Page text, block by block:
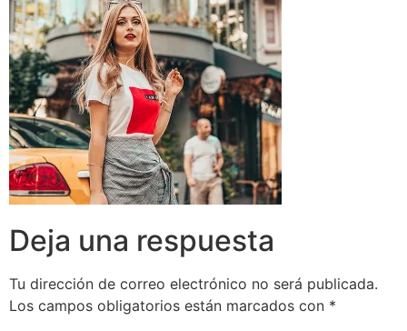
Deja una respuesta
Tu dirección de correo electrónico no será publicada.
Los campos obligatorios están marcados con *